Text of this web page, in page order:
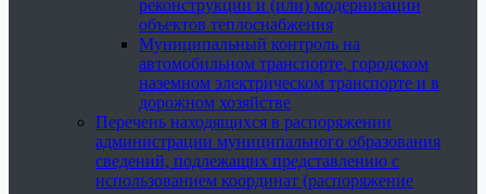
реконструкции и (или) модернизации
объектов теплоснабжения
Муниципальный контроль на
автомобильном транспорте, городском
наземном электрическом транспорте и в
дорожном хозяйстве
Перечень находящихся в распоряжении
администрации муниципального образования
сведений, подлежащих представлению с
использованием координат (распоряжение